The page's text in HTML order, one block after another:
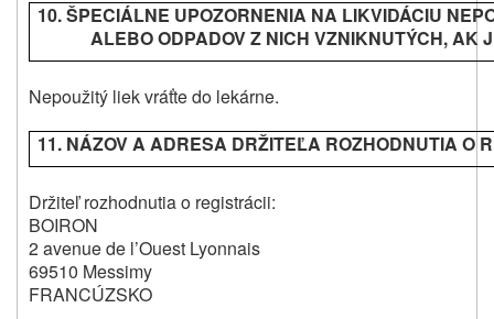
10. ŠPECIÁLNE UPOZORNENIA NA LIKVIDÁCIU
ALEBO ODPADOV Z NICH VZNIKNUTÝCH, AK
Nepoužitý liek vráťte do lekárne.
11. NÁZOV A ADRESA DRŽITEĽA ROZHODNUTIA O
Držiteľ rozhodnutia o registrácii:
BOIRON
2 avenue de l’Ouest Lyonnais
69510 Messimy
FRANCÚZSKO